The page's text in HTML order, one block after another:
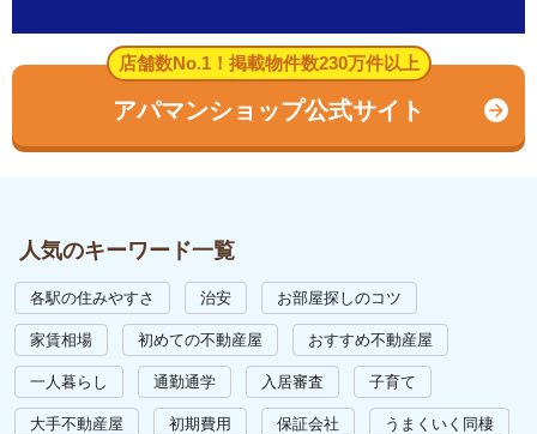
店舗数No.1！掲載物件数230万件以上
アパマンショップ公式サイト
人気のキーワード一覧
各駅の住みやすさ 治安 お部屋探しのコツ
家賃相場 初めての不動産屋 おすすめ不動産屋
一人暮らし 通勤通学 入居審査 子育て
大手不動産屋 初期費用 保証会社 うまくいく同棲